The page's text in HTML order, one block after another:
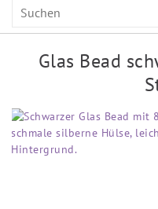
Glas Bead